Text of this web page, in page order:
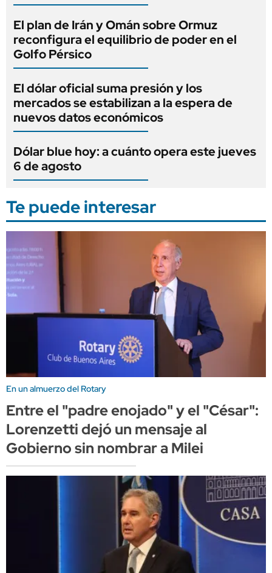
El plan de Irán y Omán sobre Ormuz
reconfigura el equilibrio de poder en el
Golfo Pérsico
El dólar oficial suma presión y los
mercados se estabilizan a la espera de
nuevos datos económicos
Dólar blue hoy: a cuánto opera este jueves
6 de agosto
Te puede interesar
En un almuerzo del Rotary
Entre el "padre enojado" y el "César":
Lorenzetti dejó un mensaje al
Gobierno sin nombrar a Milei